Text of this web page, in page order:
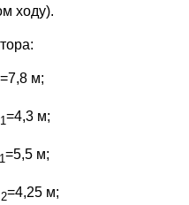
ходу).
=7,8 м;
1=4,3 м;
1=5,5 м;
2=4,25 м;